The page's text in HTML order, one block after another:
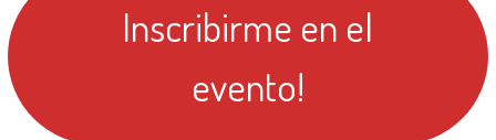
Inscribirme en el
evento!